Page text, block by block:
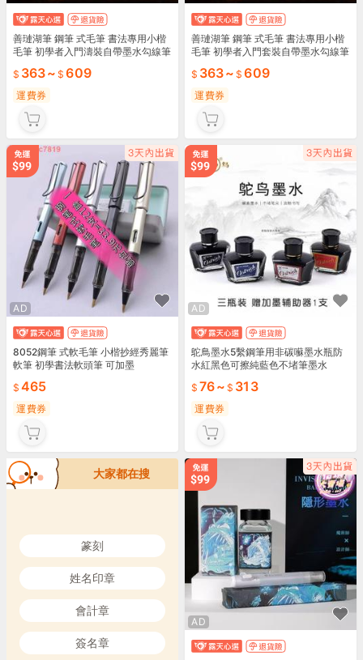
善璉湖筆 鋼筆 式毛筆 書法專用小楷
毛筆 初學者入門濤裝自帶墨水勾線筆
363~ 609
運費券
善璉湖筆 鋼筆 式毛筆 書法專用小楷
毛筆 初學者入門套裝自帶墨水勾線筆
363~ 609
運費券
AD
8052鋼筆 式軟毛筆 小楷抄經秀麗筆
軟筆 初學書法軟頭筆 可加墨
465
運費券
AD
鴕鳥墨水5繫鋼筆用非碳囌墨水瓶防
水紅黑色可擦純藍色不堵筆墨水
76~ 313
運費券
大家都在搜
篆刻
姓名印章
會計章
簽名章
AD